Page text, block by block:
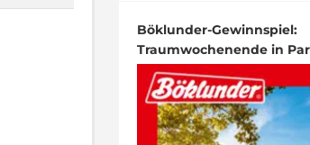
Böklunder-Gewinnspiel:
Traumwochenende in